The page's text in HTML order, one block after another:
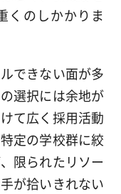
くのしかかりま
できない面が多
選択には余地が
て広く採用活動
定の学校群に絞
限られたリソー
が拾いきれない